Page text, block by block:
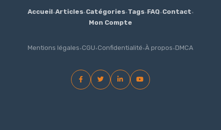
Accueil·Articles·Catégories·Tags·FAQ·Contact·
Mon Compte
Mentions légales·CGU·Confidentialité·À propos·DMCA